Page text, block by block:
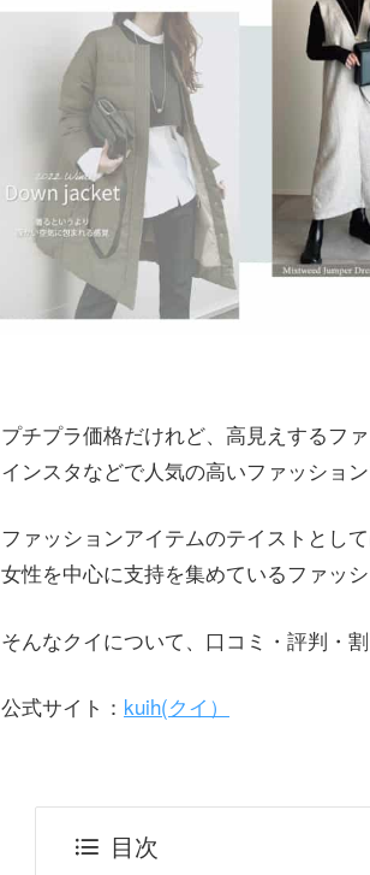
プチプラ価格だけれど、高見えするフ
インスタなどで人気の高いファッショ
ファッションアイテムのテイストとし
女性を中心に支持を集めているファッシ
そんなクイについて、口コミ・評判・
公式サイト： kuih(クイ）
目次